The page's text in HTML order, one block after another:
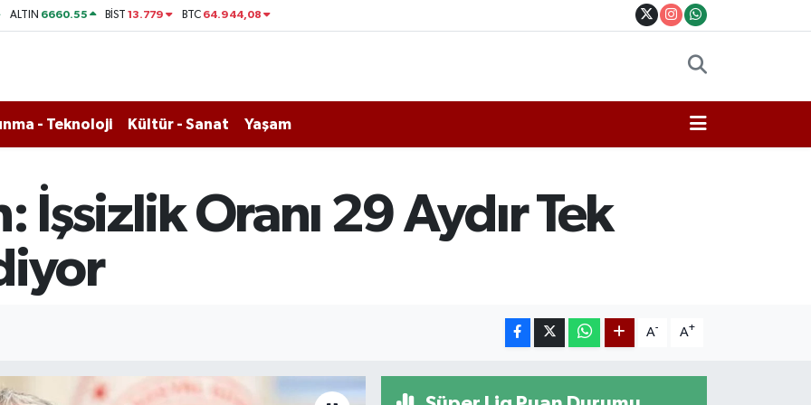
ALTIN 6660.55 BİST13.779 BTC 64.944,08
- Teknoloji Kültür - Sanat Yaşam
İşsizlik Oranı 29 Aydır Tek
A- A+